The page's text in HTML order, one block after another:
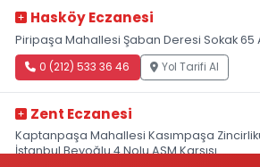
Hasköy Eczanesi
Piripaşa Mahallesi Şaban Deresi Sokak 65
0 (212) 533 36 46 Yol Tarifi Al
Zent Eczanesi
Kaptanpaşa Mahallesi Kasımpaşa
İstanbul Beyoğlu 4 Nolu ASM Karşısı